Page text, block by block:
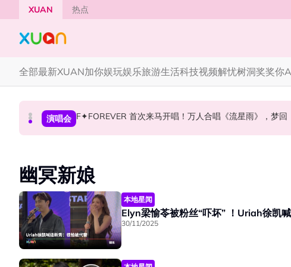
Skip to main content
XUAN 热点
全部最新XUAN加你娱玩娱乐旅游生活科技视频解忧树洞奖奖你
国际星闻 CORTIS MARTIN一开口就沦陷！深情演绎JANNABI歌
国际星闻 张员瑛频陷耍大牌争议！首度吐心声：真相终究会浮出
演唱会 F✦FOREVER 首次来马开唱！万人合唱《流星雨》，梦回
幽冥新娘
本地星闻
Elyn梁愉苓被粉丝“吓坏” ！Uriah徐凯
30/11/2025